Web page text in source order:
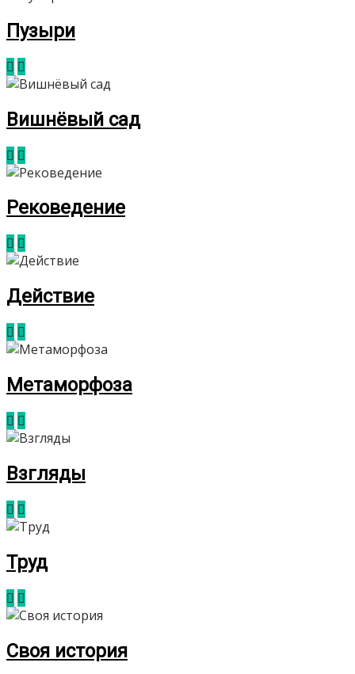
Пузыри
Вишнёвый сад
Рековедение
Действие
Метаморфоза
Взгляды
Труд
Своя история